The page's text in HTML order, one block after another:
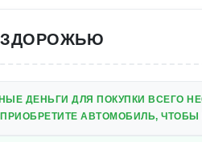
ДЕНЬГИ ДЛЯ ПОКУПКИ ВСЕГО
АВТОМОБИЛЬ,